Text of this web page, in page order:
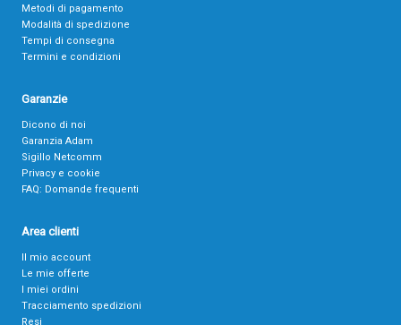
Metodi di pagamento
Modalità di spedizione
Tempi di consegna
Termini e condizioni
Garanzie
Dicono di noi
Garanzia Adam
Sigillo Netcomm
Privacy e cookie
FAQ: Domande frequenti
Area clienti
Il mio account
Le mie offerte
I miei ordini
Tracciamento spedizioni
Resi